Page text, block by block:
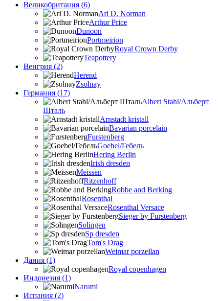
Великобритания (6)
Ari D. Norman
Arthur Price
Dunoon
Portmeirion
Royal Crown Derby
Teapottery
Венгрия (2)
Herend
Zsolnay
Германия (17)
Albert Stahl/Альбеpт
Шталь
Arnstadt kristall
Bavarian porcelain
Furstenberg
Goebel/Гебель
Hering Berlin
Irish dresden
Meissen
Ritzenhoff
Robbe and Berking
Rosenthal
Rosenthal Versace
Sieger by Furstenberg
Solingen
Sp dresden
Tom's Drag
Weimar porzellan
Дания (1)
Royal copenhagen
Индонезия (1)
Narumi
Испания (2)